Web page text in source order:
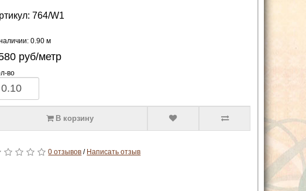
764/W1
0.90 м
руб/метр
во
В корзину
0 отзывов / Написать отзыв